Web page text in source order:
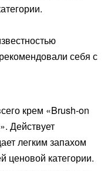
себя с
крем «Brush-on
Действует
легким запахом
ценовой категории.